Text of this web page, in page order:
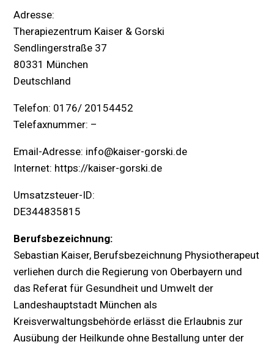
Adresse:
Therapiezentrum Kaiser & Gorski
Sendlingerstraße 37
80331 München
Deutschland
Telefon: 0176/ 20154452
Telefaxnummer: –
Email-Adresse: info@kaiser-gorski.de
Internet: https://kaiser-gorski.de
Umsatzsteuer-ID:
DE344835815
Berufsbezeichnung:
Sebastian Kaiser, Berufsbezeichnung Physiotherapeut
verliehen durch die Regierung von Oberbayern und
das Referat für Gesundheit und Umwelt der
Landeshauptstadt München als
Kreisverwaltungsbehörde erlässt die Erlaubnis zur
Ausübung der Heilkunde ohne Bestallung unter der